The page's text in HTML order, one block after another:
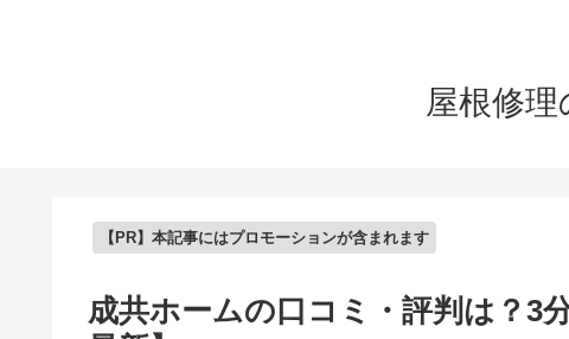
屋根修
【PR】本記事にはプロモーションが含まれます
成共ホームの口コミ・評判は？3